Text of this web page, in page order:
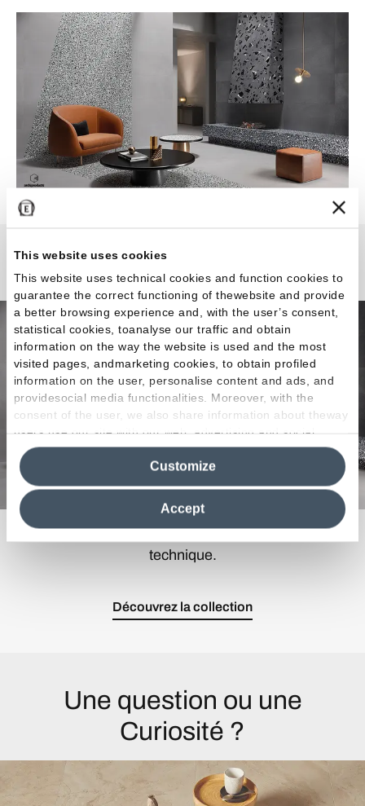
This website uses cookies
This website uses technical cookies and function cookies to
guarantee the correct functioning of thewebsite and provide
a better browsing experience and, with the user’s consent,
statistical cookies, toanalyse our traffic and obtain
information on the way the website is used and the most
visited pages, andmarketing cookies, to obtain profiled
information on the user, personalise content and ads, and
providesocial media functionalities. Moreover, with the
consent of the user, we also share information about theway
users use our site with our web, advertising and social
media analytics partners, who may combine itwith other
information in their possession. By closing this banner,
clicking on "Reject", it will be possible tocontinue browsing
the site after installing only technical cookies. For more
information see the
Cookie Policy
Accept
Customize
Medley
La liberté maximale de création alliée à l'excellence
technique.
Découvrez la collection
Une question ou une
Curiosité ?